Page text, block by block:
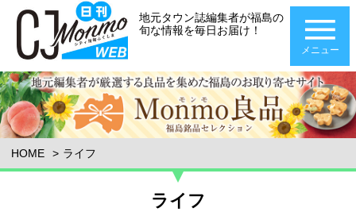
地元タウン誌編集者が福島の
旬な情報を毎日お届け！
メニュー
HOME ライフ
ライフ